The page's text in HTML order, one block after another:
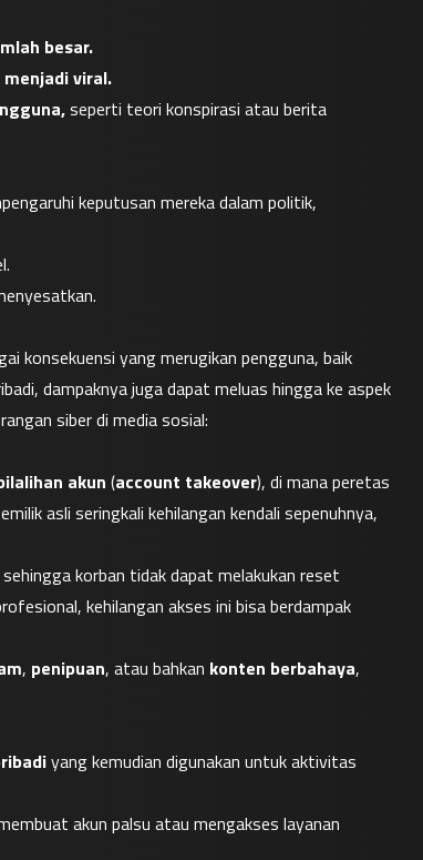
besar.
viral.
seperti teori konspirasi atau berita
keputusan mereka dalam politik,
konsekuensi yang merugikan pengguna, baik
dampaknya juga dapat meluas hingga ke aspek
siber di media sosial:
akun (account takeover), di mana peretas
asli seringkali kehilangan kendali sepenuhnya,
korban tidak dapat melakukan reset
kehilangan akses ini bisa berdampak
, penipuan, atau bahkan konten berbahaya,
yang kemudian digunakan untuk aktivitas
akun palsu atau mengakses layanan